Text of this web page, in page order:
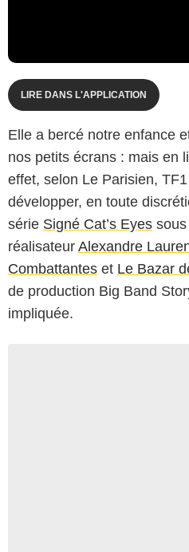
LIRE DANS L'APPLICATION
Elle a bercé notre enfance
nos petits écrans : mais en
effet, selon Le Parisien,
développer, en toute
série Signé Cat’s Eyes
réalisateur Alexandre
Combattantes et Le Bazar
de production Big Band
impliquée.